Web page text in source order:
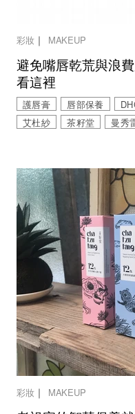
彩妝｜ MAKEUP
避免嘴唇乾荒與浪
看這裡
護唇膏 唇部保養
艾杜紗
茶籽堂 曼秀
彩妝｜ MAKEUP